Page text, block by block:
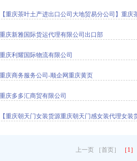
应商、
家推
焦点网
】-赶
重庆咨
录
【重庆茶叶土产进出口公司大地贸易分公司】重庆
重庆新雅国际货运代理有限公司出口部
重庆利耀国际物流有限公司
重庆商务服务公司-顺企网重庆黄页
重庆多多汇商贸有限公司
【重庆朝天门女装货源重庆朝天门感女装代理女装
上一页 ［首页］ ［1］